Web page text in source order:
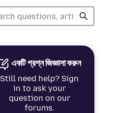
একটি প্রশ্ন জিজ্ঞাসা করুন
Still need help? Sign
in to ask your
question on our
forums.